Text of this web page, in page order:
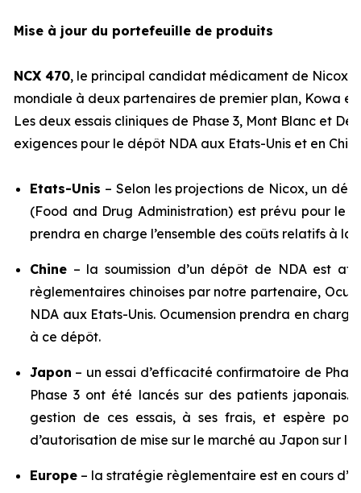
Mise à jour du portefeuille de produits
NCX 470, le principal candidat médicament de Nicox,
mondiale à deux partenaires de premier plan, Kowa et
Les deux essais cliniques de Phase 3, Mont Blanc et
exigences pour le dépôt NDA aux Etats-Unis et en
Etats-Unis – Selon les projections de Nicox, un
(Food and Drug Administration) est prévu pour le
prendra en charge l’ensemble des coûts relatifs à la
Chine – la soumission d’un dépôt de NDA est
règlementaires chinoises par notre partenaire,
NDA aux Etats-Unis. Ocumension prendra en
à ce dépôt.
Japon – un essai d’efficacité confirmatoire de
Phase 3 ont été lancés sur des patients japonais.
gestion de ces essais, à ses frais, et espère
d’autorisation de mise sur le marché au Japon sur
Europe – la stratégie règlementaire est en cours